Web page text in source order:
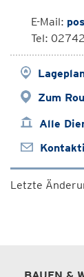
E-Mail:
Tel:
Zum
Alle
Letzte